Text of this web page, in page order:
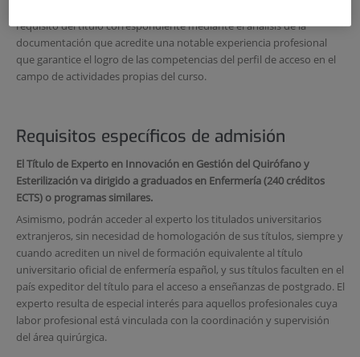
requisito del título correspondiente mediante el análisis de la
documentación que acredite una notable experiencia profesional
que garantice el logro de las competencias del perfil de acceso en el
campo de actividades propias del curso.
Requisitos específicos de admisión
El Título de Experto en Innovación en Gestión del Quirófano y
Esterilización va dirigido a graduados en Enfermería (240 créditos
ECTS) o programas similares.
Asimismo, podrán acceder al experto los titulados universitarios
extranjeros, sin necesidad de homologación de sus títulos, siempre y
cuando acrediten un nivel de formación equivalente al título
universitario oficial de enfermería español, y sus títulos faculten en el
país expeditor del título para el acceso a enseñanzas de postgrado. El
experto resulta de especial interés para aquellos profesionales cuya
labor profesional está vinculada con la coordinación y supervisión
del área quirúrgica.